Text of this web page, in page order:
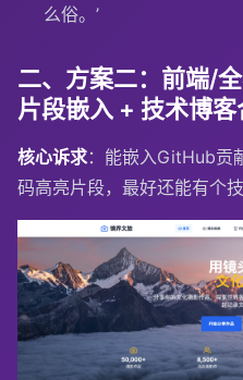
么俗。’
二、方案二：前端/
片段嵌入 + 技术博客
核心诉求：能嵌入GitHub贡
码高亮片段，最好还能有个技